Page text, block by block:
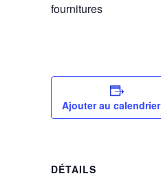
fournitures
Ajouter au calendrier
DÉTAILS